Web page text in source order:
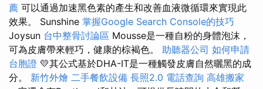
薦 可以通過加速黑色素的產生和改善血液微循環來實現此
效果。 Sunshine 掌握Google Search Console的技巧
Joysun 台中整骨討論區 Mousse是一種自粉的身體泡沫，
可為皮膚帶來輕巧，健康的棕褐色。 助聽器公司 如何申請
台胞證 💛其公式基於DHA-IT是一種觸發皮膚自然曬黑的成
分。 新竹外燴 二手餐飲設備 長照2.0 電話查詢 高雄搬家